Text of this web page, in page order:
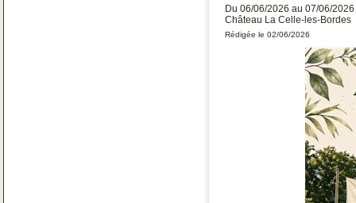
Du 06/06/2026 au 07/06/2026
Château La Celle-les-Bordes
Rédigée le 02/06/2026